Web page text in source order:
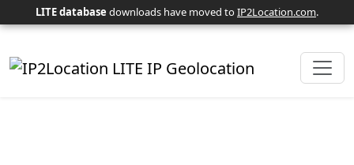
LITE database downloads have moved toIP2Location.com.